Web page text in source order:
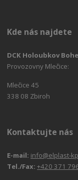
Kde nás najdete
DCK Holoubkov
Provozovny Mlečice:
Mlečice 45
338 08 Zbiroh
Kontaktujte nás
E-mail: info@elplast-
Tel./Fax:+420 371